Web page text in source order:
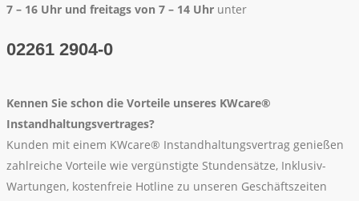
7 – 16 Uhr und freitags von 7 – 14 Uhrunter
02261 2904-0
Kennen Sie schon die Vorteile unseres KWcare®
Instandhaltungsvertrages?
Kunden mit einem KWcare® Instandhaltungsvertrag genießen
zahlreiche Vorteile wie vergünstigte Stundensätze, Inklusiv-
Wartungen, kostenfreie Hotline zu unseren Geschäftszeiten